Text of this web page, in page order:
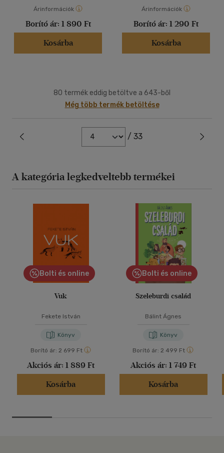
Árinformációk
Borító ár: 1 890 Ft
Kosárba
Árinformációk
Borító ár: 1 290 Ft
Kosárba
80 termék eddig betöltve a 643-ből
Még több termék betöltése
/ 33
A kategória legkedveltebb termékei
Bolti és online
Vuk
Fekete István
Könyv
Borító ár: 2 699 Ft
Akciós ár: 1 889 Ft
Kosárba
Bolti és online
Szeleburdi család
Bálint Ágnes
Könyv
Borító ár: 2 499 Ft
Akciós ár: 1 749 Ft
Kosárba